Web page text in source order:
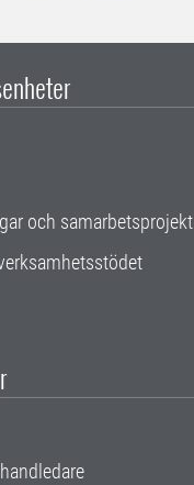
och samarbetsprojekt